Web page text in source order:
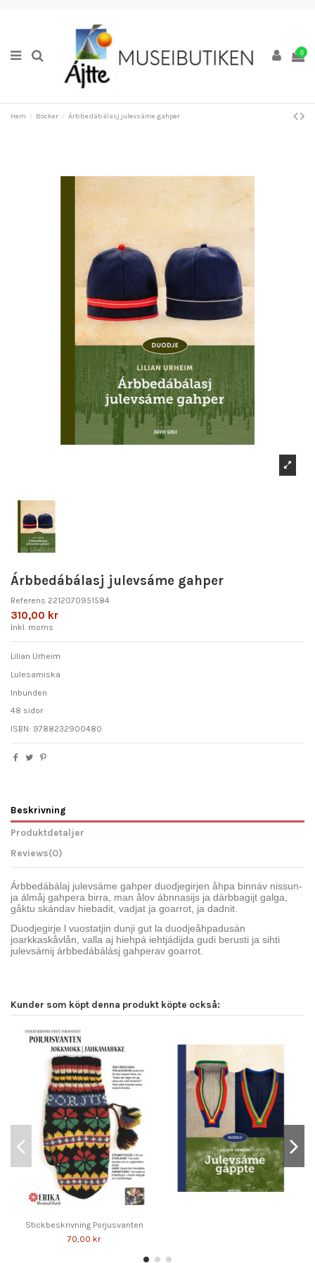
0
Hem Böcker Árbbedábálasj julevsáme gahper
Árbbedábálasj julevsáme gahper
Referens 2212070951584
310,00 kr
Inkl. moms
Lilian Urheim
Lulesamiska
Inbunden
48 sidor
ISBN: 9788232900480
Beskrivning
Produktdetaljer
Reviews(0)
Árbbedábálaj julevsáme gahper duodjegirjen åhpa binnáv nissun-
ja álmåj gahpera birra, man ålov ábnnasijs ja dárbbagijt galga,
gåktu skándav hiebadit, vadjat ja goarrot, ja dadnit.
Duodjegirje l vuostatjin dunji gut la duodjeåhpadusán
joarkkaskåvlån, valla aj hiehpá iehtjádijda gudi berusti ja sihti
julevsámij árbbedábálásj gahperav goarrot.
Kunder som köpt denna produkt köpte också:
Stickbeskrivning Porjusvanten
70,00 kr